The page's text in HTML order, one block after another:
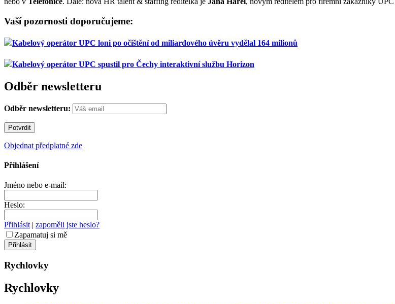
Vaší pozornosti doporučujeme:
Kabelový operátor UPC loni po očištění od miliardového úvěru vydělal 164 milionů
Kabelový operátor UPC spustil pro Čechy interaktivní službu Horizon
Odběr newsletteru
Odběr newsletteru:
Objednat předplatné zde
Přihlášení
Jméno nebo e-mail:
Heslo:
Přihlásit | zapoměli jste heslo?
Zapamatuj si mě
Rychlovky
Rychlovky